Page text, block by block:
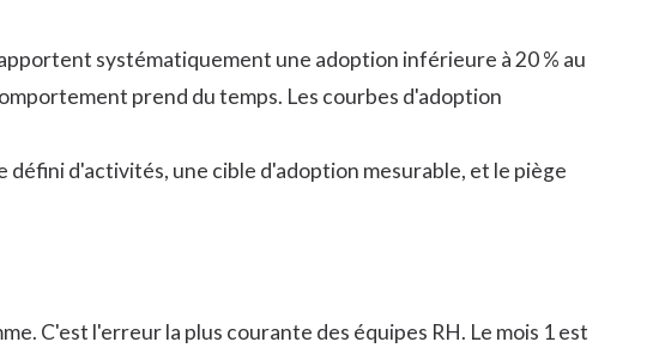
systématiquement une adoption inférieure à 20 % au
prend du temps. Les courbes d'adoption
d'activités, une cible d'adoption mesurable, et le piège
C'est l'erreur la plus courante des équipes RH. Le mois 1 est